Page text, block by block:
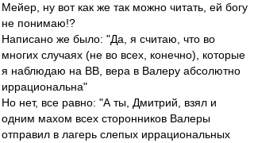
Мейер, ну вот как же так можно читать, ей богу
не понимаю!?
Написано же было: "Да, я считаю, что во
многих случаях (не во всех, конечно), которые
я наблюдаю на ВВ, вера в Валеру абсолютно
иррациональна"
Но нет, все равно: "А ты, Дмитрий, взял и
одним махом всех сторонников Валеры
отправил в лагерь слепых иррациональных